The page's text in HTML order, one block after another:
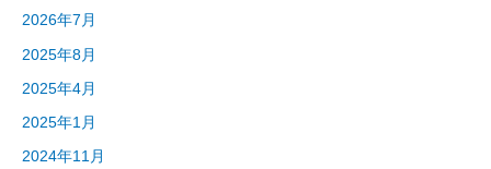
2026年7月
2025年8月
2025年4月
2025年1月
2024年11月